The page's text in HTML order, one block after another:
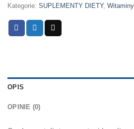
Kategorie: SUPLEMENTY DIETY, Witaminy
OPIS
OPINIE (0)